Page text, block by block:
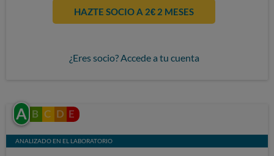
HAZTE SOCIO A 2€ 2 MESES
¿Eres socio? Accede a tu cuenta
A B C D E
ANALIZADO EN EL LABORATORIO